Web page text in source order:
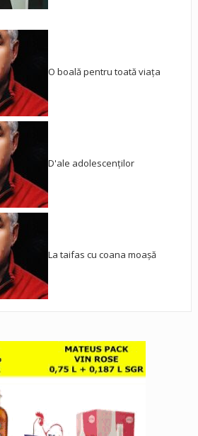
O boală pentru toată viața
D'ale adolescenților
La taifas cu coana moașă